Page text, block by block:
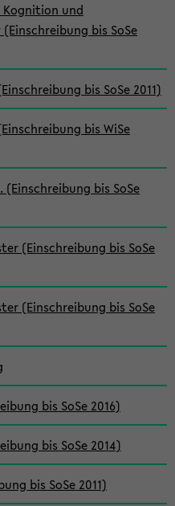
und
bis SoSe
bis SoSe 2011)
bis WiSe
bis SoSe
(Einschreibung bis SoSe
(Einschreibung bis SoSe
bis SoSe 2016)
bis SoSe 2014)
bis SoSe 2011)